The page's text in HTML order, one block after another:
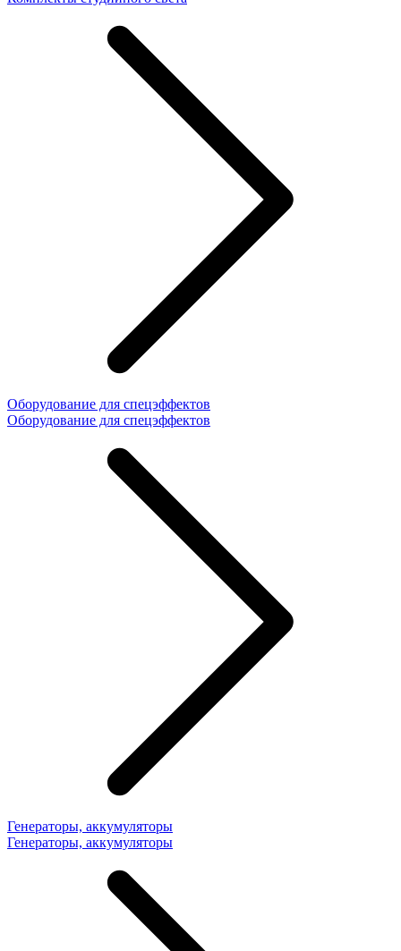
Оборудование для спецэффектов
Оборудование для спецэффектов
Генераторы, аккумуляторы
Генераторы, аккумуляторы